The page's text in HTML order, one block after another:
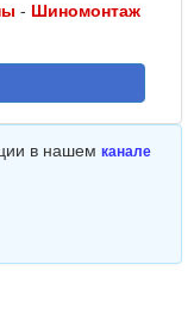
- Шиномонтаж
в нашем канале